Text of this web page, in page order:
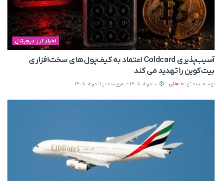
اخبار ارز دیجیتال
آسیب‌پذیری Coldcard اعتماد به کیف‌پول‌های سخت‌افزاری
بیت‌کوین را تهدید می‌ کند
نوشته شده توسط مانی